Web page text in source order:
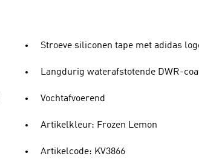
Stroeve siliconen tape met adidas
Langdurig waterafstotende DWR-
Vochtafvoerend
Artikelkleur: Frozen Lemon
Artikelcode: KV3866